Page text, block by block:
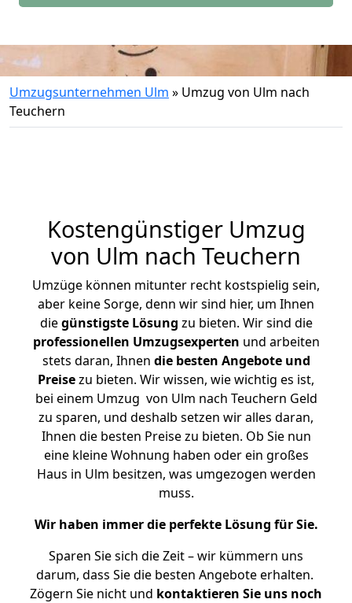
Umzugsunternehmen Ulm » Umzug von Ulm nach
Teuchern
Kostengünstiger Umzug
von Ulm nach Teuchern
Umzüge können mitunter recht kostspielig sein,
aber keine Sorge, denn wir sind hier, um Ihnen
diegünstigste Lösung zu bieten. Wir sind die
professionellen Umzugsexperten und arbeiten
stets daran, Ihnen die besten Angebote und
Preisezu bieten. Wir wissen, wie wichtig es ist,
bei einem Umzug von Ulm nach Teuchern Geld
zu sparen, und deshalb setzen wir alles daran,
Ihnen die besten Preise zu bieten. Ob Sie nun
eine kleine Wohnung haben oder ein großes
Haus in Ulm besitzen, was umgezogen werden
muss.
Wir haben immer die perfekte Lösung für Sie.
Sparen Sie sich die Zeit – wir kümmern uns
darum, dass Sie die besten Angebote erhalten.
Zögern Sie nicht und kontaktieren Sie uns noch